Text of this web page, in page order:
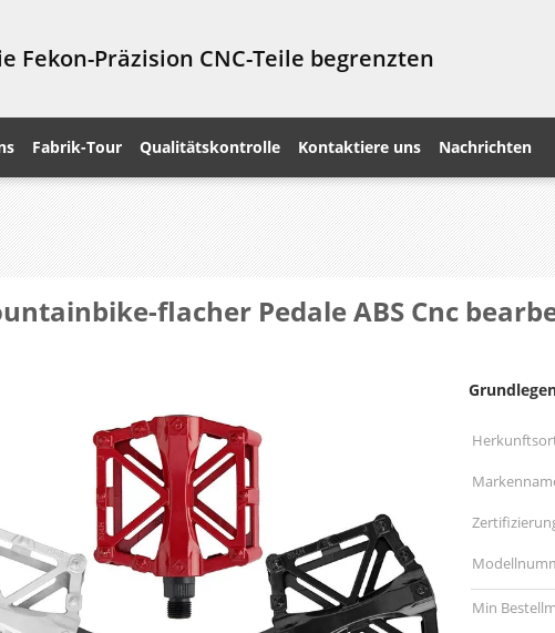
Fekon-Präzision CNC-Teile begrenzten
Fabrik-Tour Qualitätskontrolle Kontaktiere uns Nachrichten
flacher Pedale ABS Cnc
Min